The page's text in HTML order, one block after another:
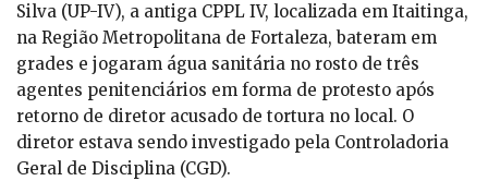
Silva (UP-IV), a antiga CPPL IV, localizada em Itaitinga,
na Região Metropolitana de Fortaleza, bateram em
grades e jogaram água sanitária no rosto de três
agentes penitenciários em forma de protesto após
retorno de diretor acusado de tortura no local. O
diretor estava sendo investigado pela Controladoria
Geral de Disciplina (CGD).